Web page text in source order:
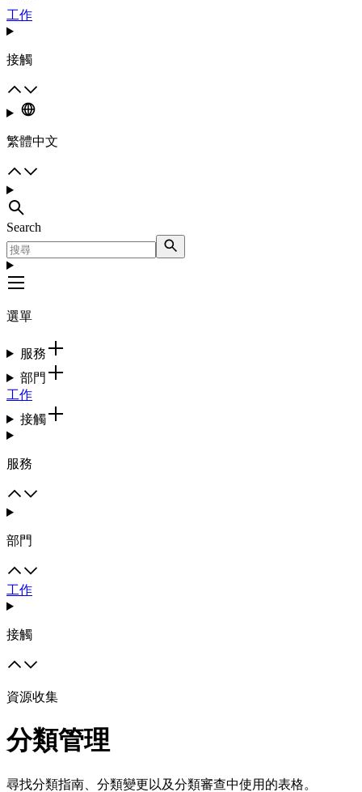
工作
接觸
繁體中文
Search
選單
服務
部門
工作
接觸
服務
部門
工作
接觸
資源收集
分類管理
尋找分類指南、分類變更以及分類審查中使用的表格。